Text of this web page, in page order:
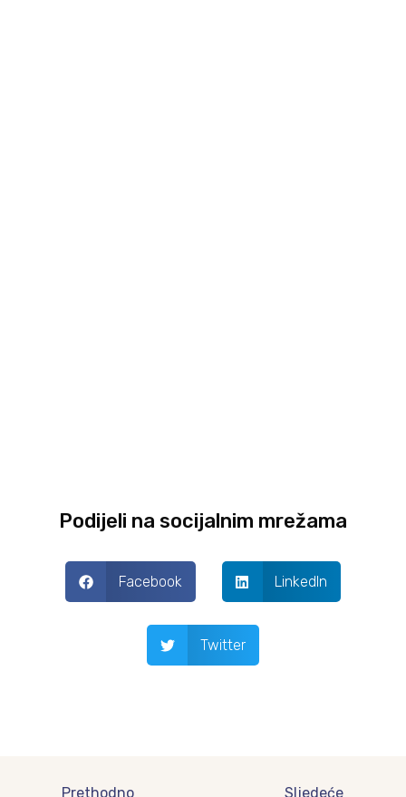
Podijeli na socijalnim mrežama
Facebook LinkedIn
Twitter
Prethodno Sljedeće